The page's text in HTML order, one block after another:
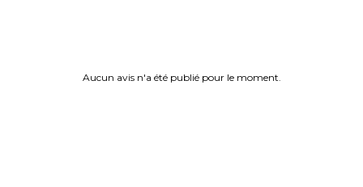
Aucun avis n'a été publié pour le moment.